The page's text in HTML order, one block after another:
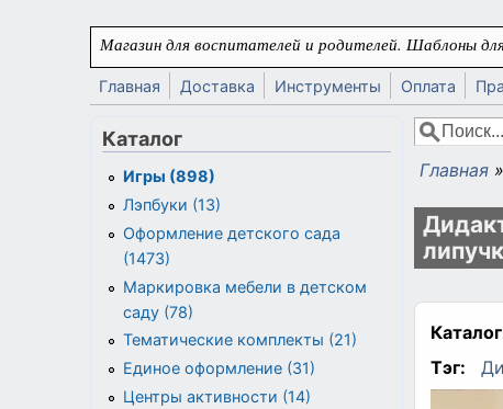
Перейти к основному содержанию
Магазин для воспитателей и родителей. Шаблоны
Главная Доставка Инструменты Оплата
Форма
Поиск
Вы здесь
Главная »
Тэг:
Каталог
Игры (898)
Лэпбуки (13)
Оформление детского сада
(1473)
Маркировка мебели в детском
саду (78)
Тематические комплекты (21)
Единое оформление (31)
Центры активности (14)